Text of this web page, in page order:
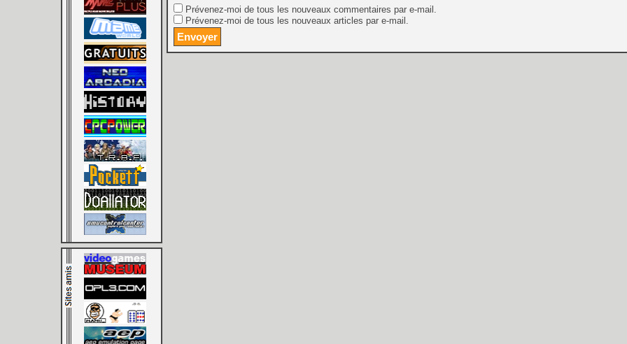
Prévenez-moi de tous les nouveaux commentaires par e-mail.
Prévenez-moi de tous les nouveaux articles par e-mail.